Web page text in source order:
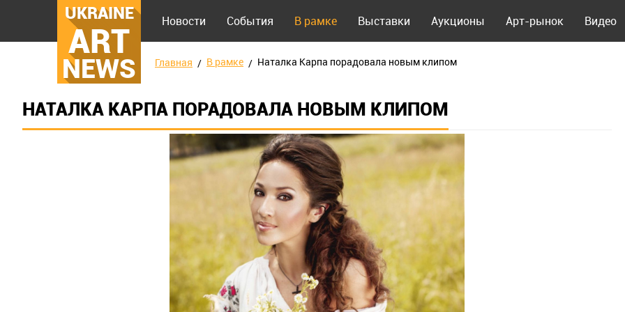
UKRAINE
ART
NEWS
Новости События В рамке Выставки Аукционы Арт-рынок Видео
Главная В рамке Наталка Карпа порадовала новым клипом
НАТАЛКА КАРПА ПОРАДОВАЛА НОВЫМ КЛИПОМ